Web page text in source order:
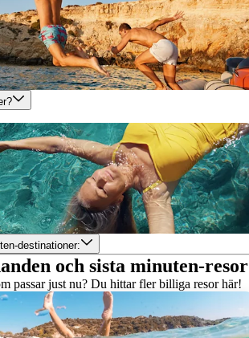
destinationer:
och sista minuten-resor
passar just nu? Du hittar fler billiga resor här!